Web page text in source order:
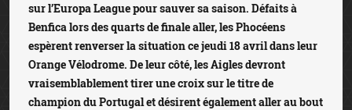
sur l’Europa League pour sauver sa saison. Défaits à
Benfica lors des quarts de finale aller, les Phocéens
espèrent renverser la situation ce jeudi 18 avril dans leur
Orange Vélodrome. De leur côté, les Aigles devront
vraisemblablement tirer une croix sur le titre de
champion du Portugal et désirent également aller au bout